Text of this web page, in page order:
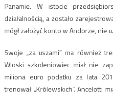
Panamie. W istocie
działalnością, a zostało
mógł założyć konto w Andorze, nie
Swoje „za uszami” ma również
Wloski szkoleniowiec miał nie
miliona euro podatku za lata
trenował „Królewskich”. Ancelotti